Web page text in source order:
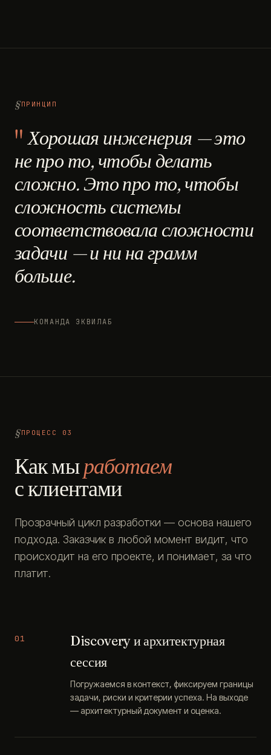
ПРИНЦИП
Хорошая инженерия — это
не про то, чтобы делать
сложно. Это про то, чтобы
сложность системы
соответствовала сложности
задачи — и ни на грамм
больше.
КОМАНДА ЭКВИЛАБ
ПРОЦЕСС 03
Как мыработаем
с клиентами
Прозрачный цикл разработки — основа нашего
подхода. Заказчик в любой момент видит, что
происходит на его проекте, и понимает, за что
платит.
01
Discovery и архитектурная
сессия
Погружаемся в контекст, фиксируем границы
задачи, риски и критерии успеха. На выходе
— архитектурный документ и оценка.